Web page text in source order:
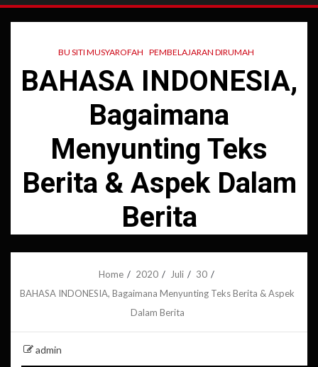
BU SITI MUSYAROFAH PEMBELAJARAN DIRUMAH
BAHASA INDONESIA,
Bagaimana
Menyunting Teks
Berita & Aspek Dalam
Berita
Home 2020 Juli
30
BAHASA INDONESIA, Bagaimana Menyunting Teks Berita & Aspek
Dalam Berita
admin